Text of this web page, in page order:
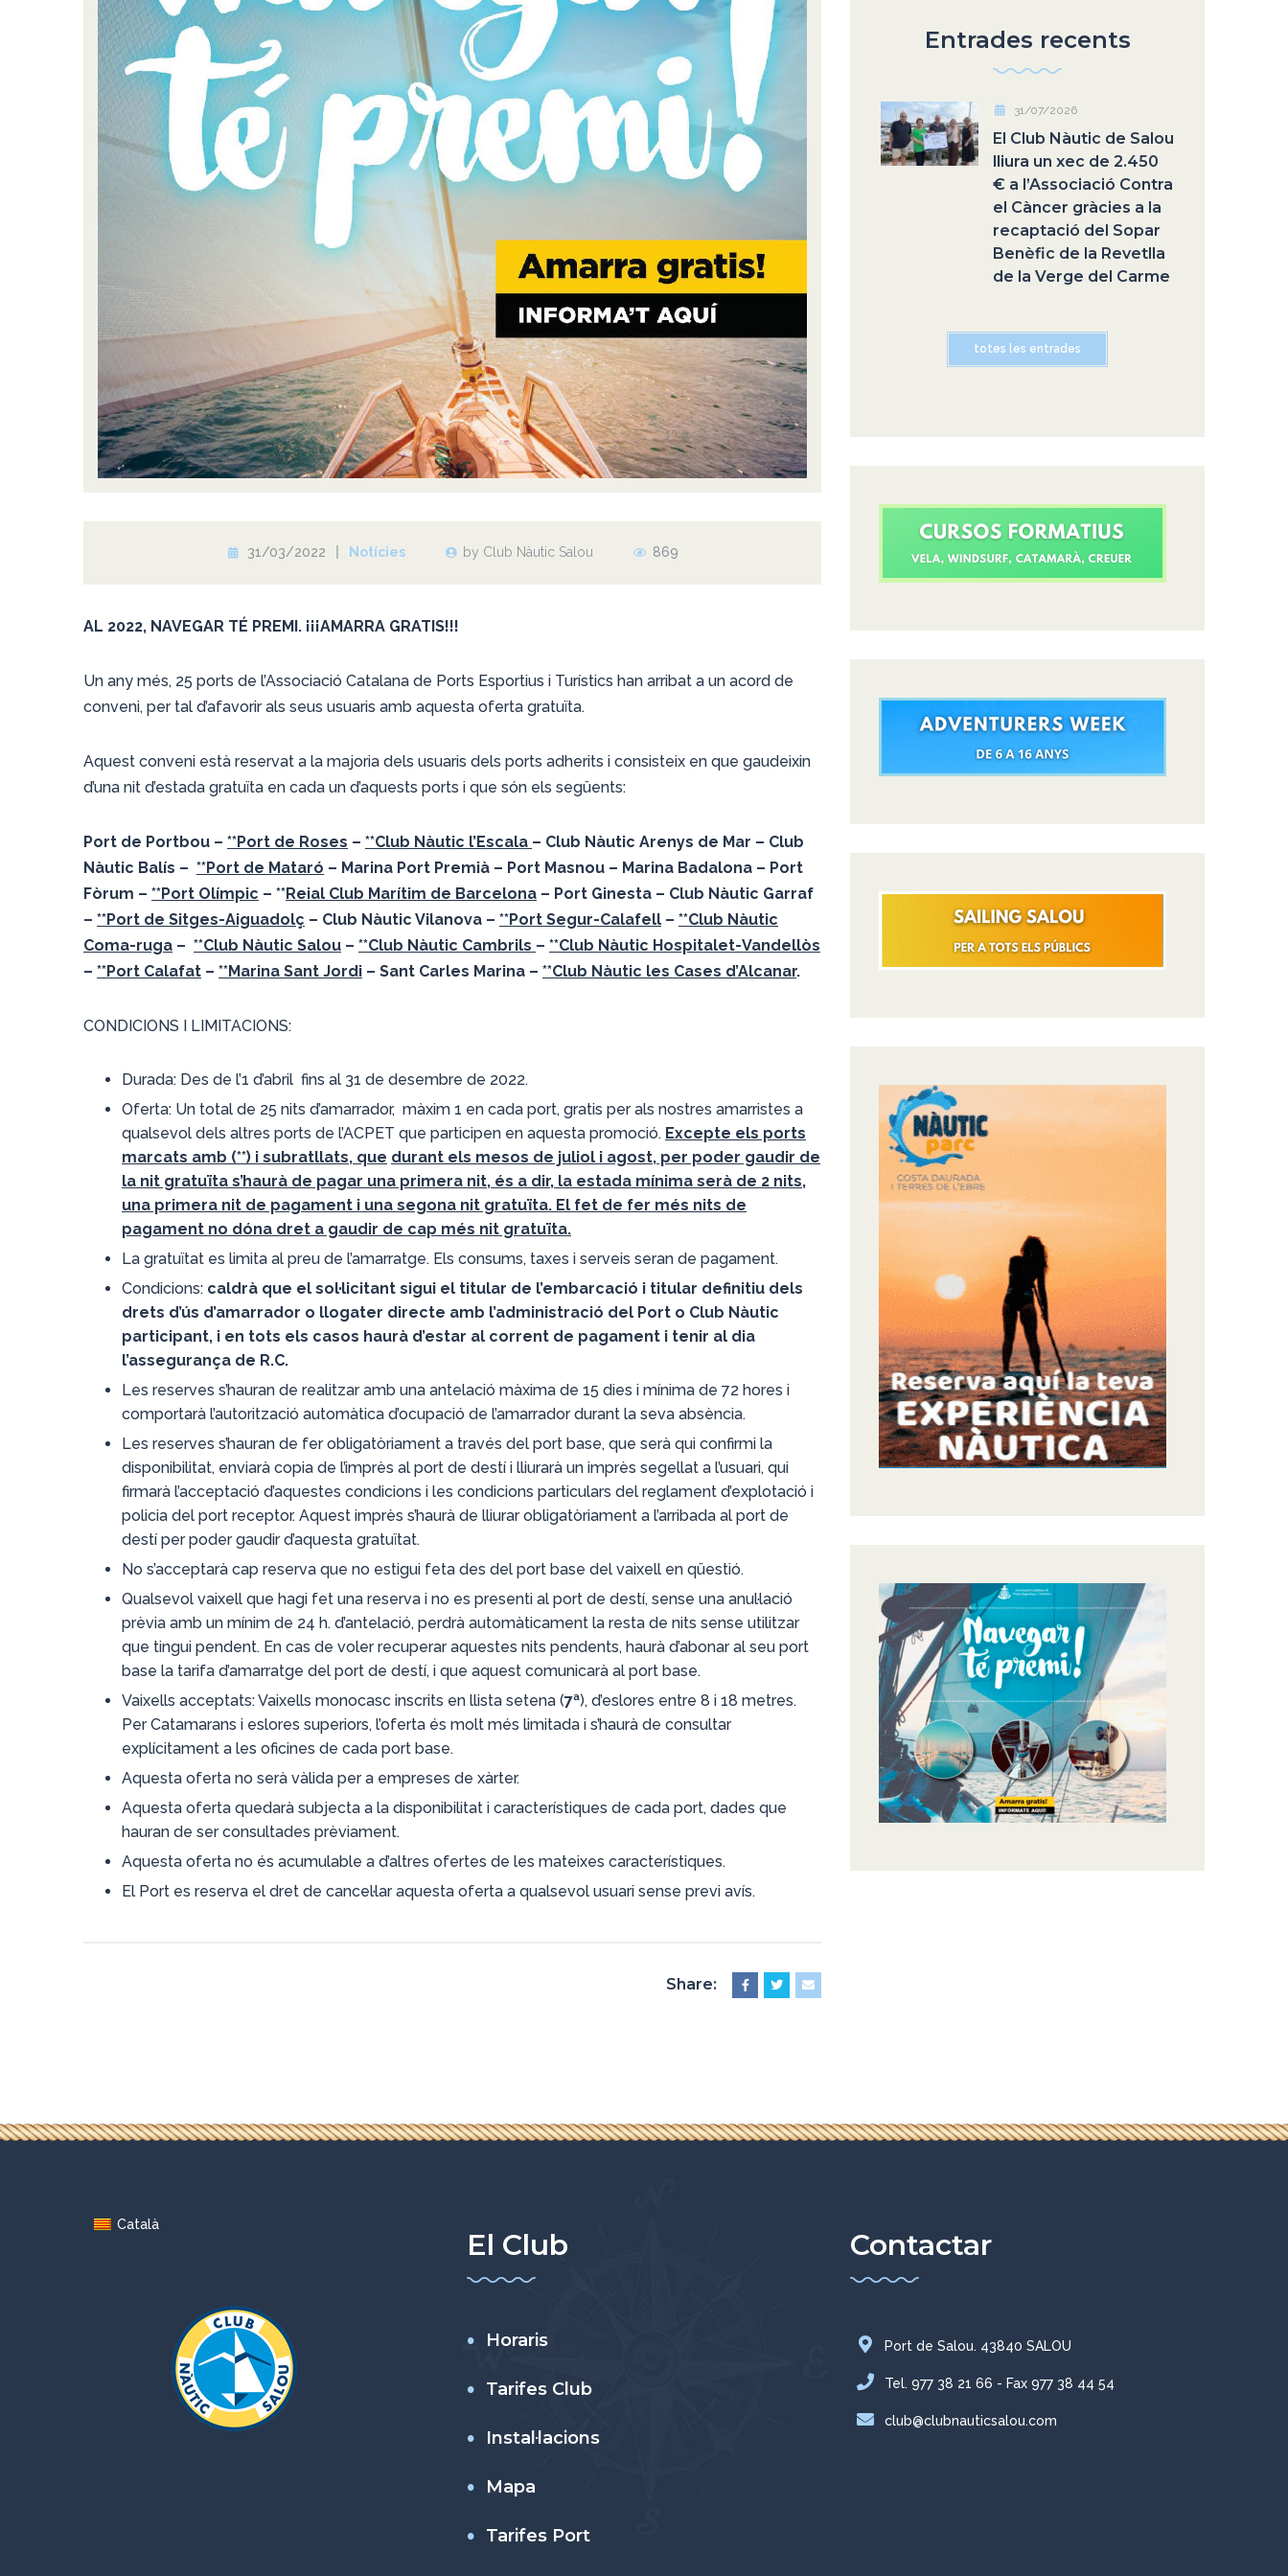
31/03/2022 Notícies by Club Nàutic Salou 869
AL 2022, NAVEGAR TÉ PREMI. ¡¡¡AMARRA GRATIS!!!
Un any més, 25 ports de l’Associació Catalana de Ports Esportius i Turístics han arribat a un acord de
conveni, per tal d’afavorir als seus usuaris amb aquesta oferta gratuïta.
Aquest conveni està reservat a la majoria dels usuaris dels ports adherits i consisteix en que gaudeixin
d’una nit d’estada gratuïta en cada un d’aquests ports i que són els següents:
Port de Portbou – **Port de Roses – **Club Nàutic l’Escala – Club Nàutic Arenys de Mar – Club
Nàutic Balís – **Port de Mataró – Marina Port Premià – Port Masnou – Marina Badalona – Port
Fòrum – **Port Olímpic – **Reial Club Marítim de Barcelona – Port Ginesta – Club Nàutic Garraf
– **Port de Sitges-Aiguadolç – Club Nàutic Vilanova – **Port Segur-Calafell – **Club Nàutic
Coma-ruga – **Club Nàutic Salou – **Club Nàutic Cambrils – **Club Nàutic Hospitalet-Vandellòs
– **Port Calafat – **Marina Sant Jordi – Sant Carles Marina – **Club Nàutic les Cases d’Alcanar.
CONDICIONS I LIMITACIONS:
Durada: Des de l’1 d’abril fins al 31 de desembre de 2022.
Oferta: Un total de 25 nits d’amarrador, màxim 1 en cada port, gratis per als nostres amarristes a
qualsevol dels altres ports de l’ACPET que participen en aquesta promoció. Excepte els ports
marcats amb (**) i subratllats, que durant els mesos de juliol i agost, per poder gaudir de
la nit gratuïta s’haurà de pagar una primera nit, és a dir, la estada mínima serà de 2 nits,
una primera nit de pagament i una segona nit gratuïta. El fet de fer més nits de
pagament no dóna dret a gaudir de cap més nit gratuïta.
La gratuïtat es limita al preu de l’amarratge. Els consums, taxes i serveis seran de pagament.
Condicions: caldrà que el sol·licitant sigui el titular de l’embarcació i titular definitiu dels
drets d’ús d’amarrador o llogater directe amb l’administració del Port o Club Nàutic
participant, i en tots els casos haurà d’estar al corrent de pagament i tenir al dia
l’assegurança de R.C.
Les reserves s’hauran de realitzar amb una antelació màxima de 15 dies i mínima de 72 hores i
comportarà l’autorització automàtica d’ocupació de l’amarrador durant la seva absència.
Les reserves s’hauran de fer obligatòriament a través del port base, que serà qui confirmi la
disponibilitat, enviarà copia de l’imprès al port de destí i lliurarà un imprès segellat a l’usuari, qui
firmarà l’acceptació d’aquestes condicions i les condicions particulars del reglament d’explotació i
policia del port receptor. Aquest imprès s’haurà de lliurar obligatòriament a l’arribada al port de
destí per poder gaudir d’aquesta gratuïtat.
No s’acceptarà cap reserva que no estigui feta des del port base del vaixell en qüestió.
Qualsevol vaixell que hagi fet una reserva i no es presenti al port de destí, sense una anul·lació
prèvia amb un mínim de 24 h. d’antelació, perdrà automàticament la resta de nits sense utilitzar
que tingui pendent. En cas de voler recuperar aquestes nits pendents, haurà d’abonar al seu port
base la tarifa d’amarratge del port de destí, i que aquest comunicarà al port base.
Vaixells acceptats: Vaixells monocasc inscrits en llista setena (7ª), d’eslores entre 8 i 18 metres.
Per Catamarans i eslores superiors, l’oferta és molt més limitada i s’haurà de consultar
explícitament a les oficines de cada port base.
Aquesta oferta no serà vàlida per a empreses de xàrter.
Aquesta oferta quedarà subjecta a la disponibilitat i característiques de cada port, dades que
hauran de ser consultades prèviament.
Aquesta oferta no és acumulable a d’altres ofertes de les mateixes característiques.
El Port es reserva el dret de cancel·lar aquesta oferta a qualsevol usuari sense previ avís.
Share:
Entrades recents
31/07/2026
El Club Nàutic de Salou
lliura un xec de 2.450
€ a l’Associació Contra
el Càncer gràcies a la
recaptació del Sopar
Benèfic de la Revetlla
de la Verge del Carme
totes les entrades
Català
El Club
Horaris
Tarifes Club
Instal·lacions
Mapa
Tarifes Port
Contactar
Port de Salou. 43840 SALOU
Tel. 977 38 21 66 - Fax 977 38 44 54
club@clubnauticsalou.com